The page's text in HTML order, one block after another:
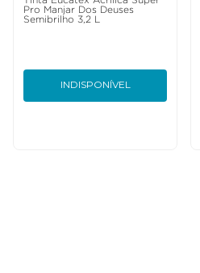
Pro Manjar Dos Deuses
Semibrilho 3,2 L
INDISPONÍVEL